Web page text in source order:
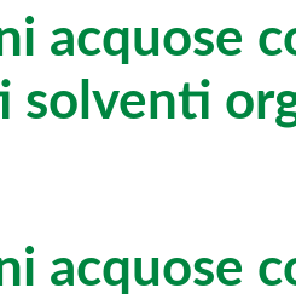
acquose
solventi
acquose